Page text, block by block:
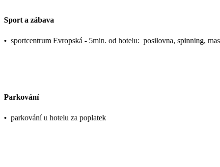
Sport a zábava
• sportcentrum Evropská - 5min. od hotelu: posilovna, spinning,
Parkování
• parkování u hotelu za poplatek